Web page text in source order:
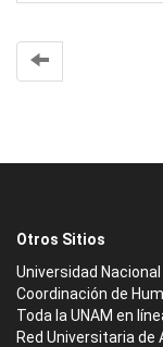
Otros Sitios
Universidad
Coordinación de
Toda la UNAM en
Red Universitaria de